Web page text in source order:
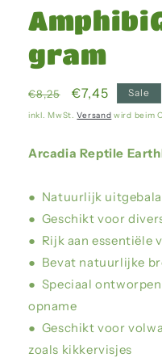
gram
Normaler
Preis
€8,25 Verkaufspreis
€7,45 Sale
inkl. MwSt.Versand wird beim
Arcadia Reptile
● Natuurlijk
● Geschikt voor
● Rijk aan essentiële
● Bevat natuurlijke
● Speciaal
opname
● Geschikt voor
zoals kikkervisjes